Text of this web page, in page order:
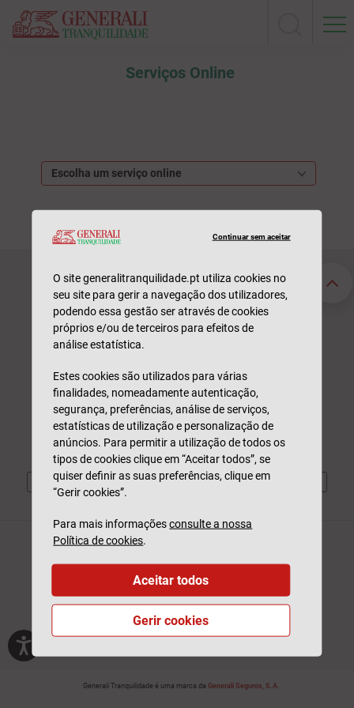
Serviços Online
Escolha um serviço online
Seguros Particulares
Automóvel
Habitação
Saúde
Vida
Seguros Empresas
Acidentes de Trabalho
Automóvel
Saúde
Sinistros
Participar Sinistro
Consultar Estado
211 520 310
Dias úteis | 09h às 19h
Custo de chamada para a rede fixa nacional
Generali Tranquilidade é uma marca da Generali Seguros, S.A.
Continuar sem aceitar
O site generalitranquilidade.pt utiliza cookies no
seu site para gerir a navegação dos utilizadores,
podendo essa gestão ser através de cookies
próprios e/ou de terceiros para efeitos de
análise estatística.
Estes cookies são utilizados para várias
finalidades, nomeadamente autenticação,
segurança, preferências, análise de serviços,
estatísticas de utilização e personalização de
anúncios. Para permitir a utilização de todos os
tipos de cookies clique em “Aceitar todos”, se
quiser definir as suas preferências, clique em
“Gerir cookies”.
Para mais informaçõesconsulte a nossa
Política de cookies.
Gerir cookies
Aceitar todos